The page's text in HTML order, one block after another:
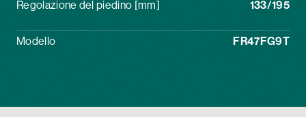
Regolazione del piedino [mm] 133/195
Modello FR47FG9T